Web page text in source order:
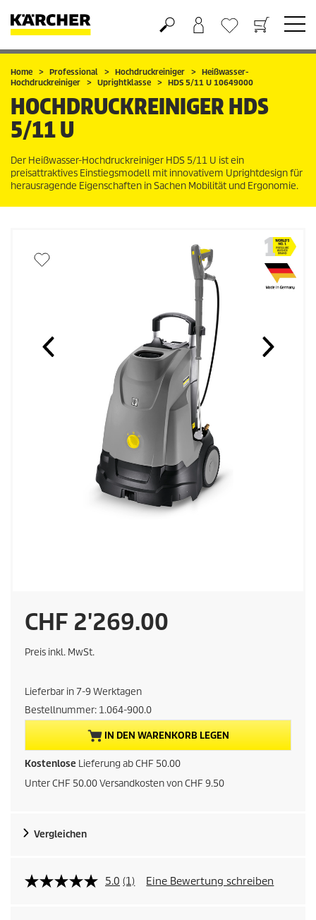
Warenkorb
Wunschliste
Home Professional Hochdruckreiniger
Heißwasser-
Hochdruckreiniger
Uprightklasse HDS 5/11 U 10649000
HOCHDRUCKREINIGERHDS
5/11 U
Der Heißwasser-Hochdruckreiniger HDS 5/11 U ist ein
preisattraktives Einstiegsmodell mit innovativem Uprightdesign für
herausragende Eigenschaften in Sachen Mobilität und Ergonomie.
A
k
u
e
l
l
e
P
CHF 2'269.00
Preis inkl. MwSt.
Lieferbar in 7-9 Werktagen
Bestellnummer: 1.064-900.0
IN DEN WARENKORB LEGEN
Kostenlose Lieferung ab CHF 50.00
Unter CHF 50.00 Versandkosten von CHF 9.50
Vergleichen
5.0 (1) Eine Bewertung schreiben